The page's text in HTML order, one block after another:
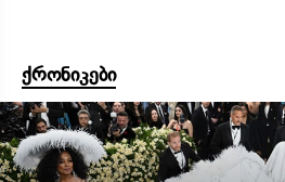
ქრონიკები